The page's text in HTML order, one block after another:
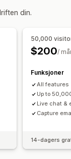
Lykkehjul
din.
50,000
$200/
Funksjoner
All features
Up to
Live chat &
Capture
14-dagers